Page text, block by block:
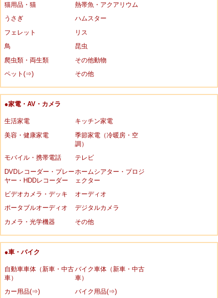
猫用品・猫
熱帯魚・アクアリウム
うさぎ
ハムスター
フェレット
リス
鳥
昆虫
爬虫類・両生類
その他動物
ペット(⇒)
その他
●家電・AV・カメラ
生活家電
キッチン家電
美容・健康家電
季節家電（冷暖房・空
調）
モバイル・携帯電話
テレビ
DVDレコーダー・プレー
ヤー・HDDレコーダー
ホームシアター・プロジ
ェクター
ビデオカメラ・デッキ
オーディオ
ポータブルオーディオ
デジタルカメラ
カメラ・光学機器
その他
●車・バイク
自動車車体（新車・中古
車）
バイク車体（新車・中古
車）
カー用品(⇒)
バイク用品(⇒)